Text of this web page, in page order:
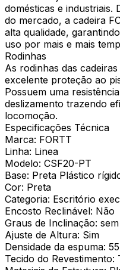
domésticas e industriais.
do mercado, a cadeira
alta qualidade,
uso por mais e mais
Rodinhas
As rodinhas das
excelente proteção ao
Possuem uma
deslizamento trazendo
locomoção.
Especificações Técnica
Marca: FORTT
Linha: Linea
Modelo: CSF20-PT
Base: Preta Plástico
Cor: Preta
Categoria: Escritório
Encosto Reclinável: Não
Graus de Inclinação:
Ajuste de Altura: Sim
Densidade da espuma:
Tecido do Revestimento: